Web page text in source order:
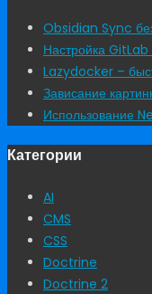
Obsidian Sync
Настройка
Lazydocker –
Зависание
Использование
Категории
AI
CMS
CSS
Doctrine
Doctrine 2